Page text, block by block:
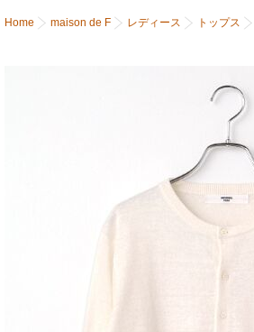
Home maison de F レディース トップス